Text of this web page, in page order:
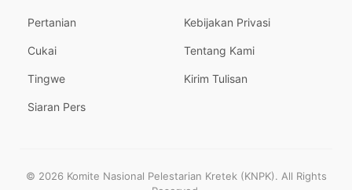
Pertanian
Cukai
Tingwe
Siaran Pers
Kebijakan Privasi
Tentang Kami
Kirim Tulisan
© 2026 Komite Nasional Pelestarian Kretek (KNPK). All Rights